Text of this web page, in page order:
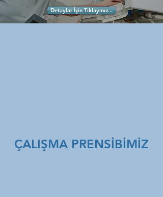
Detaylar İçin Tıklayınız...
ÇALIŞMA PRENSİBİMİZ